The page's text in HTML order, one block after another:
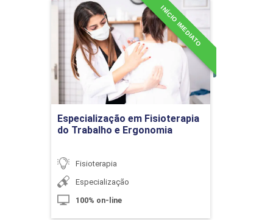
10h
Fisioterapia Aplicada à Dor Gênito-
PélvicaEspecialização em Fisioterapia
do Trabalho e Ergonomia
INÍCIO IMEDIATO
Fisioterapia
Especialização
100% on-line
Especialização em
Fisioterapia do Trabalho e
Ergonomia
Detalhes do curso